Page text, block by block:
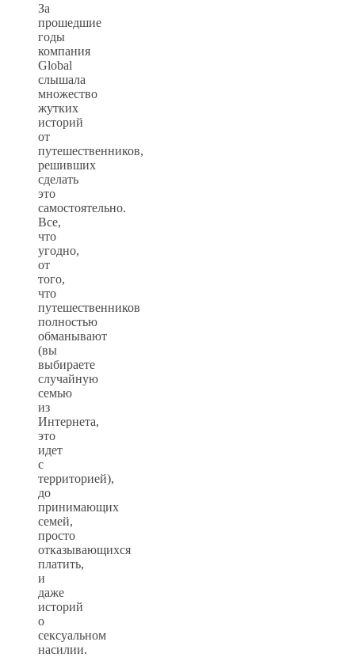
За
прошедшие
годы
компания
Global
слышала
множество
жутких
историй
от
путешественников,
решивших
сделать
это
самостоятельно.
Все,
что
угодно,
от
того,
что
путешественников
полностью
обманывают
(вы
выбираете
случайную
семью
из
Интернета,
это
идет
с
территорией),
до
принимающих
семей,
просто
отказывающихся
платить,
и
даже
историй
о
сексуальном
насилии.